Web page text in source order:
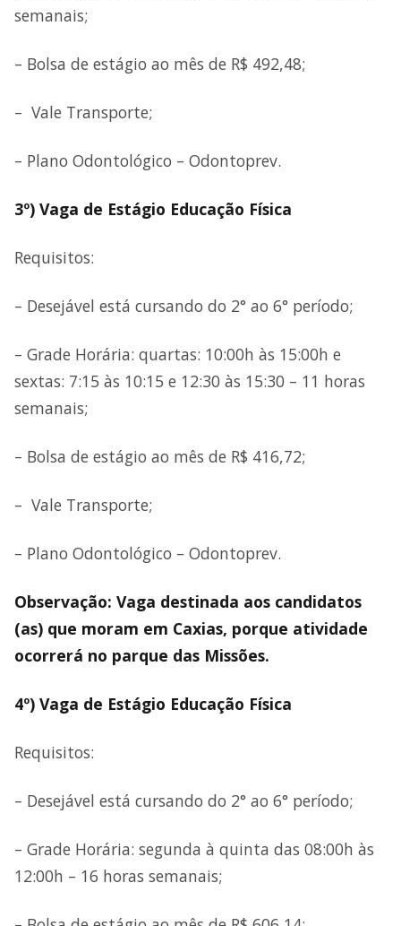
semanais;
– Bolsa de estágio ao mês de R$ 492,48;
– Vale Transporte;
– Plano Odontológico – Odontoprev.
3º) Vaga de Estágio Educação Física
Requisitos:
– Desejável está cursando do 2° ao 6° período;
– Grade Horária: quartas: 10:00h às 15:00h e
sextas: 7:15 às 10:15 e 12:30 às 15:30 – 11 horas
semanais;
– Bolsa de estágio ao mês de R$ 416,72;
– Vale Transporte;
– Plano Odontológico – Odontoprev.
Observação: Vaga destinada aos candidatos
(as) que moram em Caxias, porque atividade
ocorrerá no parque das Missões.
4º) Vaga de Estágio Educação Física
Requisitos:
– Desejável está cursando do 2° ao 6° período;
– Grade Horária: segunda à quinta das 08:00h às
12:00h – 16 horas semanais;